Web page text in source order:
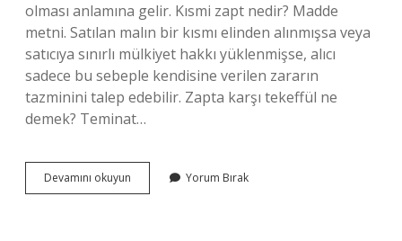
olması anlamına gelir. Kısmi zapt nedir? Madde
metni. Satılan malın bir kısmı elinden alınmışsa veya
satıcıya sınırlı mülkiyet hakkı yüklenmişse, alıcı
sadece bu sebeple kendisine verilen zararın
tazminini talep edebilir. Zapta karşı tekeffül ne
demek? Teminat…
Devamını okuyun
Zapt
Yorum Bırak